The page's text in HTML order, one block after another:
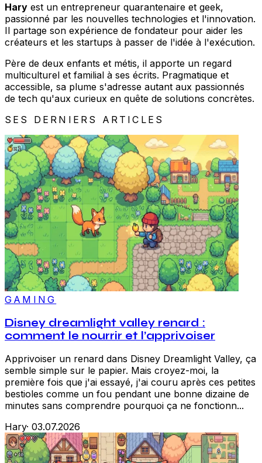
Hary est un entrepreneur quarantenaire et geek,
passionné par les nouvelles technologies et l'innovation.
Il partage son expérience de fondateur pour aider les
créateurs et les startups à passer de l'idée à l'exécution.
Père de deux enfants et métis, il apporte un regard
multiculturel et familial à ses écrits. Pragmatique et
accessible, sa plume s'adresse autant aux passionnés
de tech qu'aux curieux en quête de solutions concrètes.
SES DERNIERS ARTICLES
GAMING
Disney dreamlight valley renard :
comment le nourrir et l’apprivoiser
Apprivoiser un renard dans Disney Dreamlight Valley, ça
semble simple sur le papier. Mais croyez-moi, la
première fois que j'ai essayé, j'ai couru après ces petites
bestioles comme un fou pendant une bonne dizaine de
minutes sans comprendre pourquoi ça ne fonctionn...
Hary· 03.07.2026